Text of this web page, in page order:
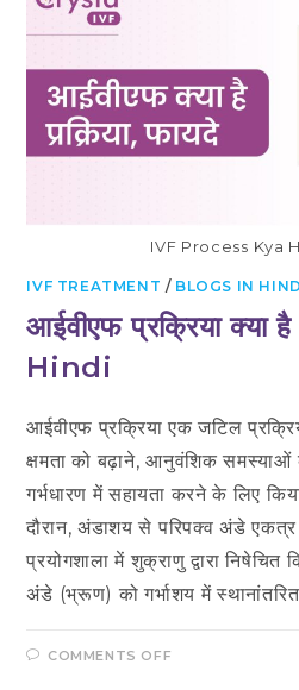
IVF Process Kya
IVF TREATMENT / BLOGS IN
आईवीएफ प्रक्रिया क्या
Hindi
आईवीएफ प्रक्रिया एक जटिल
क्षमता को बढ़ाने, आनुवंशिक
गर्भधारण में सहायता करने के लिए
दौरान, अंडाशय से परिपक्व अंडे
प्रयोगशाला में शुक्राणु द्वारा
अंडे (भ्रूण) को गर्भाशय में स्थानांतरित
COMMENTS OFF